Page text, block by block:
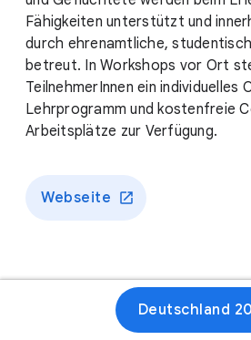
Fähigkeiten unterstützt und
durch ehrenamtliche,
betreut. In Workshops vor Ort
TeilnehmerInnen ein individuelles
Lehrprogramm und kostenfreie
Arbeitsplätze zur Verfügung.
Webseite
Deutschland